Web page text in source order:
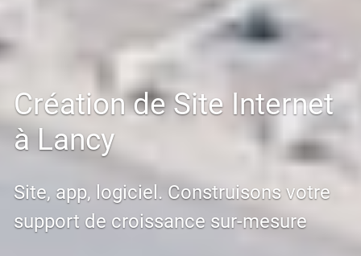
Création de Site Internet
à Lancy
Site, app, logiciel. Construisons votre
support de croissance sur-mesure